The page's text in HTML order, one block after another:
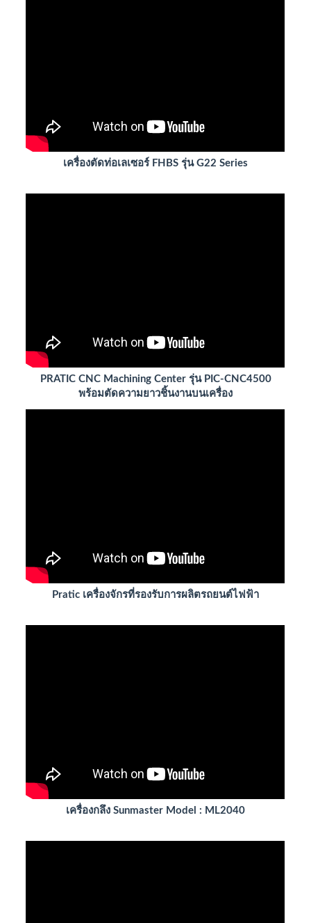
เครื่องตัดท่อเลเซอร์ FHBS รุ่น G22 Series
PRATIC CNC Machining Center รุ่น PIC-CNC4500
พร้อมตัดความยาวชิ้นงานบนเครื่อง
Pratic เครื่องจักรที่รองรับการผลิตรถยนต์ไฟฟ้า
เครื่องกลึง Sunmaster Model : ML2040